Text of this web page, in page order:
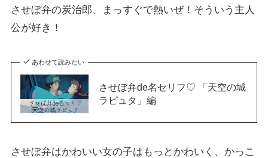
させぼ弁の炭治郎、まっすぐで熱いぜ！そういう主人
公が好き！
あわせて読みたい
させぼ弁de名セリフ♡ 「天空の城
ラピュタ」編
させぼ弁はかわいい女の子はもっとかわいく、かっこ